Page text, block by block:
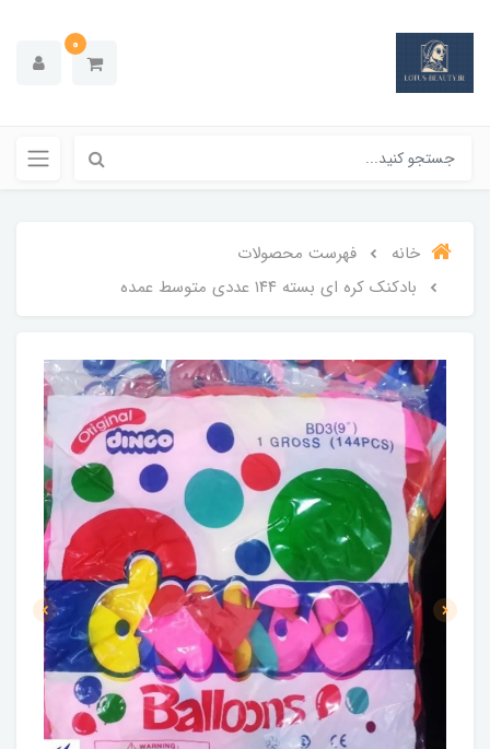
0
خانه
فهرست محصولات
بادکنک کره ای بسته ۱۴۴ عددی متوسط عمده